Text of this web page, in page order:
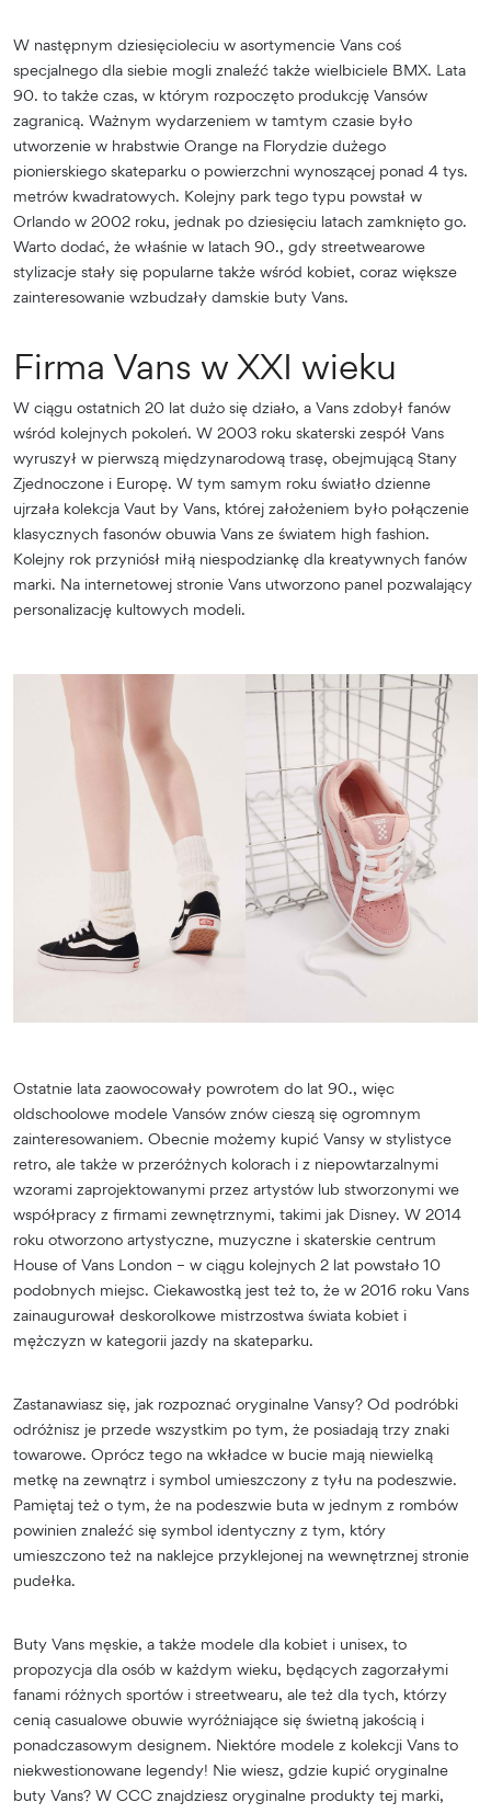
W następnym dziesięcioleciu w asortymencie Vans coś
specjalnego dla siebie mogli znaleźć także wielbiciele BMX. Lata
90. to także czas, w którym rozpoczęto produkcję Vansów
zagranicą. Ważnym wydarzeniem w tamtym czasie było
utworzenie w hrabstwie Orange na Florydzie dużego
pionierskiego skateparku o powierzchni wynoszącej ponad 4 tys.
metrów kwadratowych. Kolejny park tego typu powstał w
Orlando w 2002 roku, jednak po dziesięciu latach zamknięto go.
Warto dodać, że właśnie w latach 90., gdy streetwearowe
stylizacje stały się popularne także wśród kobiet, coraz większe
zainteresowanie wzbudzały damskie buty Vans.
Firma Vans w XXI wieku
W ciągu ostatnich 20 lat dużo się działo, a Vans zdobył fanów
wśród kolejnych pokoleń. W 2003 roku skaterski zespół Vans
wyruszył w pierwszą międzynarodową trasę, obejmującą Stany
Zjednoczone i Europę. W tym samym roku światło dzienne
ujrzała kolekcja Vaut by Vans, której założeniem było połączenie
klasycznych fasonów obuwia Vans ze światem high fashion.
Kolejny rok przyniósł miłą niespodziankę dla kreatywnych fanów
marki. Na internetowej stronie Vans utworzono panel pozwalający
personalizację kultowych modeli.
Ostatnie lata zaowocowały powrotem do lat 90., więc
oldschoolowe modele Vansów znów cieszą się ogromnym
zainteresowaniem. Obecnie możemy kupić Vansy w stylistyce
retro, ale także w przeróżnych kolorach i z niepowtarzalnymi
wzorami zaprojektowanymi przez artystów lub stworzonymi we
współpracy z firmami zewnętrznymi, takimi jak Disney. W 2014
roku otworzono artystyczne, muzyczne i skaterskie centrum
House of Vans London – w ciągu kolejnych 2 lat powstało 10
podobnych miejsc. Ciekawostką jest też to, że w 2016 roku Vans
zainaugurował deskorolkowe mistrzostwa świata kobiet i
mężczyzn w kategorii jazdy na skateparku.
Zastanawiasz się, jak rozpoznać oryginalne Vansy? Od podróbki
odróżnisz je przede wszystkim po tym, że posiadają trzy znaki
towarowe. Oprócz tego na wkładce w bucie mają niewielką
metkę na zewnątrz i symbol umieszczony z tyłu na podeszwie.
Pamiętaj też o tym, że na podeszwie buta w jednym z rombów
powinien znaleźć się symbol identyczny z tym, który
umieszczono też na naklejce przyklejonej na wewnętrznej stronie
pudełka.
Buty Vans męskie, a także modele dla kobiet i unisex, to
propozycja dla osób w każdym wieku, będących zagorzałymi
fanami różnych sportów i streetwearu, ale też dla tych, którzy
cenią casualowe obuwie wyróżniające się świetną jakością i
ponadczasowym designem. Niektóre modele z kolekcji Vans to
niekwestionowane legendy! Nie wiesz, gdzie kupić oryginalne
buty Vans? W CCC znajdziesz oryginalne produkty tej marki,